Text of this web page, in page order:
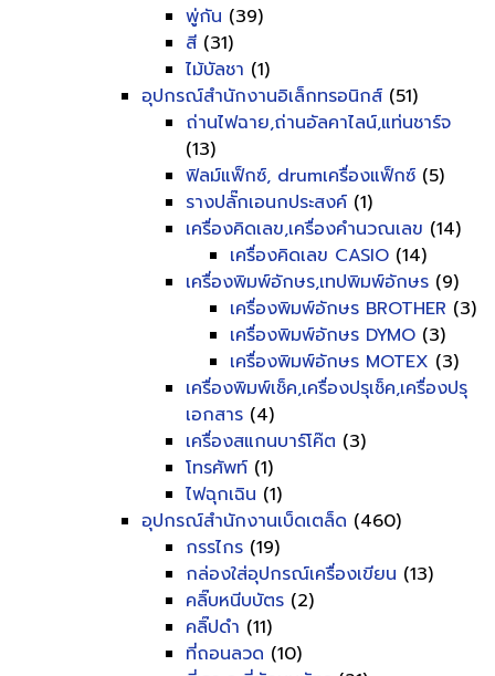
พู่กัน (39)
สี (31)
ไม้บัลชา (1)
อุปกรณ์สำนักงานอิเล็กทรอนิกส์ (51)
ถ่านไฟฉาย,ถ่านอัลคาไลน์,แท่นชาร์จ
(13)
ฟิลม์แฟ็กซ์, drumเครื่องแฟ็กซ์ (5)
รางปลั๊กเอนกประสงค์ (1)
เครื่องคิดเลข,เครื่องคำนวณเลข (14)
เครื่องคิดเลข CASIO (14)
เครื่องพิมพ์อักษร,เทปพิมพ์อักษร (9)
เครื่องพิมพ์อักษร BROTHER (3)
เครื่องพิมพ์อักษร DYMO (3)
เครื่องพิมพ์อักษร MOTEX (3)
เครื่องพิมพ์เช็ค,เครื่องปรุเช็ค,เครื่องปรุ
เอกสาร (4)
เครื่องสแกนบาร์โค๊ต (3)
โทรศัพท์ (1)
ไฟฉุกเฉิน (1)
อุปกรณ์สำนักงานเบ็ดเตล็ด (460)
กรรไกร (19)
กล่องใส่อุปกรณ์เครื่องเขียน (13)
คลิ๊บหนีบบัตร (2)
คลิ๊ปดำ (11)
ที่ถอนลวด (10)